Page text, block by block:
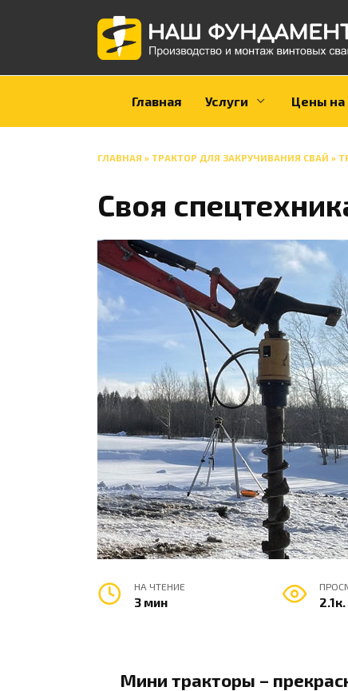
Главная Услуги Цены на
ГЛАВНАЯ » ТРАКТОР ДЛЯ ЗАКРУЧИВАНИЯ СВАЙ »
Своя
НА ЧТЕНИЕ
3 мин 2.1к.
Мини тракторы –